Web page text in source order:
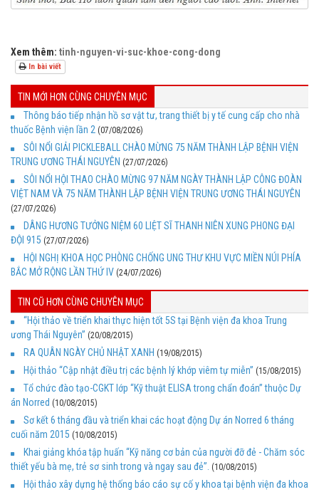
Xem thêm: tinh-nguyen-vi-suc-khoe-cong-dong
In bài viết
TIN MỚI HƠN CÙNG CHUYÊN MỤC
Thông báo tiếp nhận hồ sơ vật tư, trang thiết bị y tế cung cấp cho nhà
thuốc Bệnh viện lần 2 (07/08/2026)
SÔI NỔI GIẢI PICKLEBALL CHÀO MỪNG 75 NĂM THÀNH LẬP BỆNH VIỆN
TRUNG ƯƠNG THÁI NGUYÊN (27/07/2026)
SÔI NỔI HỘI THAO CHÀO MỪNG 97 NĂM NGÀY THÀNH LẬP CÔNG ĐOÀN
VIỆT NAM VÀ 75 NĂM THÀNH LẬP BỆNH VIỆN TRUNG ƯƠNG THÁI NGUYÊN
(27/07/2026)
DÂNG HƯƠNG TƯỞNG NIỆM 60 LIỆT SĨ THANH NIÊN XUNG PHONG ĐẠI
ĐỘI 915 (27/07/2026)
HỘI NGHỊ KHOA HỌC PHÒNG CHỐNG UNG THƯ KHU VỰC MIỀN NÚI PHÍA
BẮC MỞ RỘNG LẦN THỨ IV (24/07/2026)
TIN CŨ HƠN CÙNG CHUYÊN MỤC
“Hội thảo về triển khai thực hiện tốt 5S tại Bệnh viện đa khoa Trung
ương Thái Nguyên” (20/08/2015)
RA QUÂN NGÀY CHỦ NHẬT XANH (19/08/2015)
Hội thảo “Cập nhật điều trị các bệnh lý khớp viêm tự miễn” (15/08/2015)
Tổ chức đào tạo-CGKT lớp “Kỹ thuật ELISA trong chẩn đoán” thuộc Dự
án Norred (10/08/2015)
Sơ kết 6 tháng đầu và triển khai các hoạt động Dự án Norred 6 tháng
cuối năm 2015 (10/08/2015)
Khai giảng khóa tập huấn “Kỹ năng cơ bản của người đỡ đẻ - Chăm sóc
thiết yếu bà mẹ, trẻ sơ sinh trong và ngay sau đẻ”. (10/08/2015)
Hội thảo xây dựng hệ thống báo cáo sự cố y khoa tại bệnh viện đa khoa